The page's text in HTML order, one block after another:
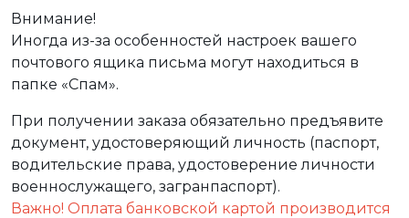
Внимание!
Иногда из-за особенностей настроек вашего
почтового ящика письма могут находиться в
папке «Спам».
При получении заказа обязательно предъявите
документ, удостоверяющий личность (паспорт,
водительские права, удостоверение личности
военнослужащего, загранпаспорт).
Важно! Оплата банковской картой производится